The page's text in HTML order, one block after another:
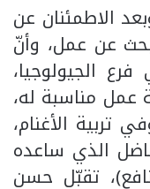
الاطمئنان عن
عن عمل، وأنّ
الجيولوجيا،
عمل مناسبة له،
تربية الأغنام،
الذي ساعده
تقبّل حسن